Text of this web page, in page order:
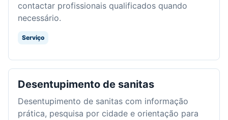
contactar profissionais qualificados quando
necessário.
Serviço
Desentupimento de sanitas
Desentupimento de sanitas com informação
prática, pesquisa por cidade e orientação para